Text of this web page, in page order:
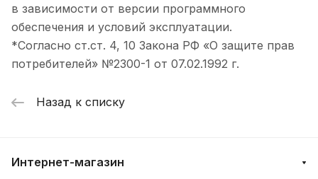
в зависимости от версии программного
обеспечения и условий эксплуатации.
*Согласно ст.ст. 4, 10 Закона РФ «О защите прав
потребителей» №2300-1 от 07.02.1992 г.
Назад к списку
Интернет-магазин